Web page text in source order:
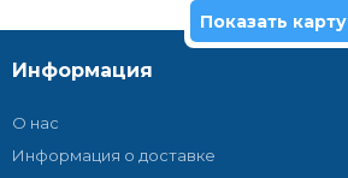
Показать карту
Информация
О нас
Информация о доставке